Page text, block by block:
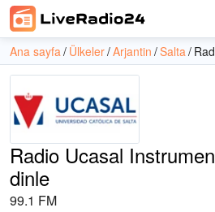
Ana sayfa Ülkeler Arjantin Salta
Radio Ucasal
dinle
99.1 FM